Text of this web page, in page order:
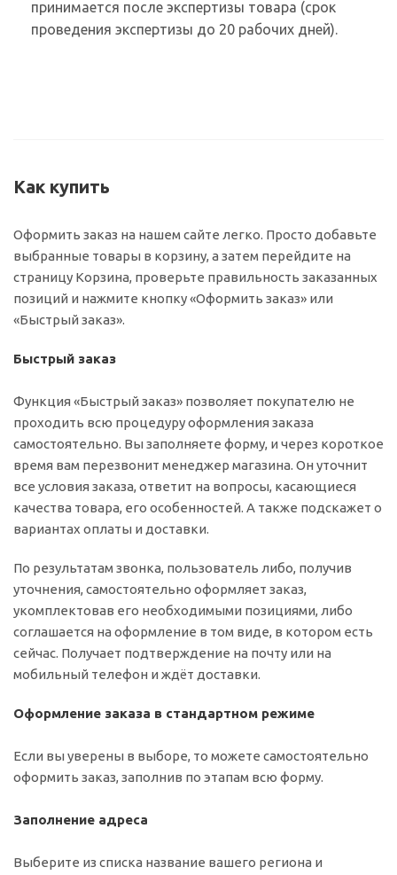
принимается после экспертизы товара (срок
проведения экспертизы до 20 рабочих дней).
Как купить
Оформить заказ на нашем сайте легко. Просто добавьте
выбранные товары в корзину, а затем перейдите на
страницу Корзина, проверьте правильность заказанных
позиций и нажмите кнопку «Оформить заказ» или
«Быстрый заказ».
Быстрый заказ
Функция «Быстрый заказ» позволяет покупателю не
проходить всю процедуру оформления заказа
самостоятельно. Вы заполняете форму, и через короткое
время вам перезвонит менеджер магазина. Он уточнит
все условия заказа, ответит на вопросы, касающиеся
качества товара, его особенностей. А также подскажет о
вариантах оплаты и доставки.
По результатам звонка, пользователь либо, получив
уточнения, самостоятельно оформляет заказ,
укомплектовав его необходимыми позициями, либо
соглашается на оформление в том виде, в котором есть
сейчас. Получает подтверждение на почту или на
мобильный телефон и ждёт доставки.
Оформление заказа в стандартном режиме
Если вы уверены в выборе, то можете самостоятельно
оформить заказ, заполнив по этапам всю форму.
Заполнение адреса
Выберите из списка название вашего региона и